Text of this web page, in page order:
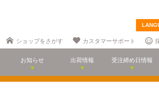
ショップをさがす カスタマーサポート
お知らせ 出荷情報 受注締め日情報